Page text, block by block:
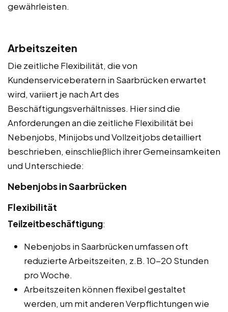
gewährleisten.
Arbeitszeiten
Die zeitliche Flexibilität, die von
Kundenserviceberatern in Saarbrücken erwartet
wird, variiert je nach Art des
Beschäftigungsverhältnisses. Hier sind die
Anforderungen an die zeitliche Flexibilität bei
Nebenjobs, Minijobs und Vollzeitjobs detailliert
beschrieben, einschließlich ihrer Gemeinsamkeiten
und Unterschiede:
Nebenjobs in Saarbrücken
Flexibilität
Teilzeitbeschäftigung:
Nebenjobs in Saarbrücken umfassen oft
reduzierte Arbeitszeiten, z.B. 10-20 Stunden
pro Woche.
Arbeitszeiten können flexibel gestaltet
werden, um mit anderen Verpflichtungen wie